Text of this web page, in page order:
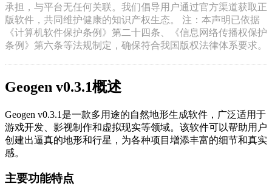
承担，与平台无任何关联。我们倡导用户通过官方渠道获取正
版软件，共同维护健康的知识产权生态。 注：本声明已依据
《计算机软件保护条例》第二十四条、《信息网络传播权保护
条例》第六条等法规制定，确保符合我国版权法律体系要求。
Geogen v0.3.1概述
Geogen v0.3.1是一款多用途的自然地形生成软件，广泛适用于
游戏开发、影视制作和虚拟现实等领域。该软件可以帮助用户
创建出逼真的地形和行星，为各种项目增添丰富的细节和真实
感。
主要功能特点